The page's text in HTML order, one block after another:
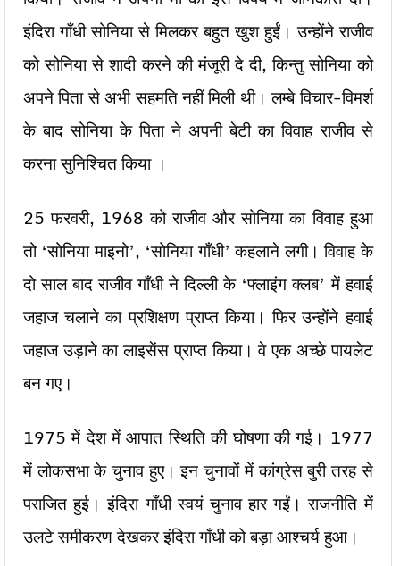
इंदिरा गाँधी सोनिया से मिलकर बहुत खुश हुईं। उन्होंने राजीव
को सोनिया से शादी करने की मंजूरी दे दी, किन्तु सोनिया को
अपने पिता से अभी सहमति नहीं मिली थी। लम्बे विचार-विमर्श
के बाद सोनिया के पिता ने अपनी बेटी का विवाह राजीव से
करना सुनिश्चित किया ।
25 फरवरी, 1968 को राजीव और सोनिया का विवाह हुआ
तो ‘सोनिया माइनो’, ‘सोनिया गाँधी’ कहलाने लगी। विवाह के
दो साल बाद राजीव गाँधी ने दिल्ली के ‘फ्लाइंग क्लब’ में हवाई
जहाज चलाने का प्रशिक्षण प्राप्त किया। फिर उन्होंने हवाई
जहाज उड़ाने का लाइसेंस प्राप्त किया। वे एक अच्छे पायलेट
बन गए।
1975 में देश में आपात स्थिति की घोषणा की गई। 1977
में लोकसभा के चुनाव हुए। इन चुनावों में कांग्रेस बुरी तरह से
पराजित हुई। इंदिरा गाँधी स्वयं चुनाव हार गईं। राजनीति में
उलटे समीकरण देखकर इंदिरा गाँधी को बड़ा आश्चर्य हुआ।